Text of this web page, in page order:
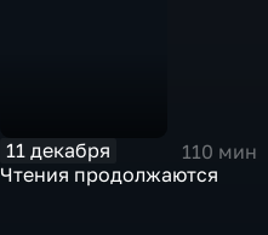
11 декабря
110 мин
Чтения продолжаются